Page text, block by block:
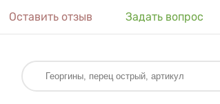
Оставить отзыв Задать вопрос